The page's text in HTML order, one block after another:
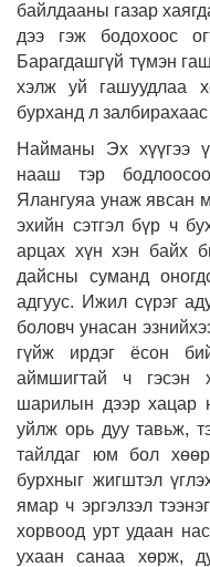
байлдааны газар
дээ гэж бодохоос
Барагдашгүй түмэн
хэлж уй гашуудлаа
бурханд л
Найманы Эх хүүгээ
нааш тэр
Ялангуяа унаж явсан
эхийн сэтгэл бүр ч
арцах хүн хэн байх
дайсны суманд
адгуус. Ижил сүрэг
боловч унасан
гүйж ирдэг ёсон
аймшигтай ч гэсэн
шарилын дээр хацар
уйлж орь дуу тавьж,
тайлдаг юм бол
бурхныг жигштэл
ямар ч эргэлзэл
хорвоод урт удаан
ухаан санаа хөрж,